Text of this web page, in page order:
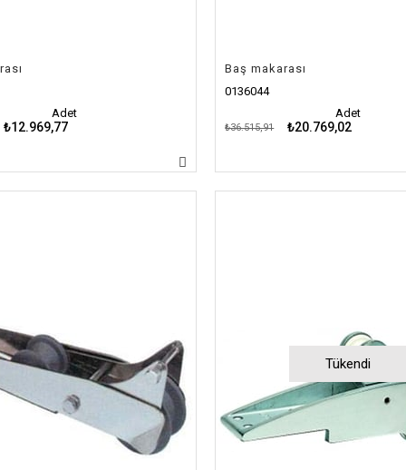
Adet
₺12.969,77
Baş makarası
0136044
Adet
₺20.769,02
₺36.515,91
Tükendi